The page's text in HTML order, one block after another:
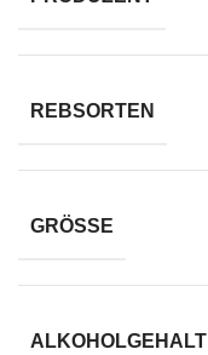
REBSORTEN
GRÖSSE
ALKOHOLGEHALT